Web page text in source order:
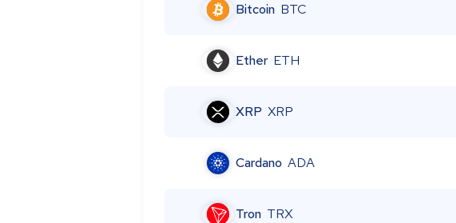
Bitcoin BTC
Ether ETH
XRP XRP
Cardano ADA
Tron TRX